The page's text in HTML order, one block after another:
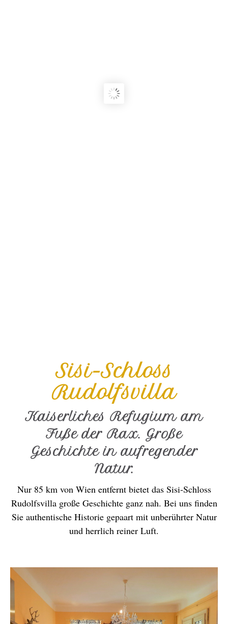
Sisi-Schloss
Rudolfsvilla
Kaiserliches Refugium am
Fuße der Rax. Große
Geschichte in aufregender
Natur.
Nur 85 km von Wien entfernt bietet das Sisi-Schloss
Rudolfsvilla große Geschichte ganz nah. Bei uns finden
Sie authentische Historie gepaart mit unberührter Natur
und herrlich reiner Luft.